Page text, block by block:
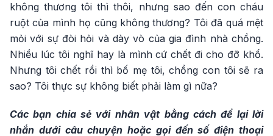
không thương tôi thì thôi, nhưng sao đến con cháu
ruột của mình họ cũng không thương? Tôi đã quá mệt
mỏi với sự đòi hỏi và dày vò của gia đình nhà chồng.
Nhiều lúc tôi nghĩ hay là mình cứ chết đi cho đỡ khổ.
Nhưng tôi chết rồi thì bố mẹ tôi, chồng con tôi sẽ ra
sao? Tôi thực sự không biết phải làm gì nữa?
Các bạn chia sẻ với nhân vật bằng cách để lại lời
nhắn dưới câu chuyện hoặc gọi đến số điện thoại